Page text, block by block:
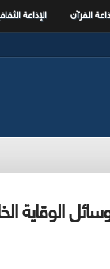
القرآن الإذاعة
الوقاية